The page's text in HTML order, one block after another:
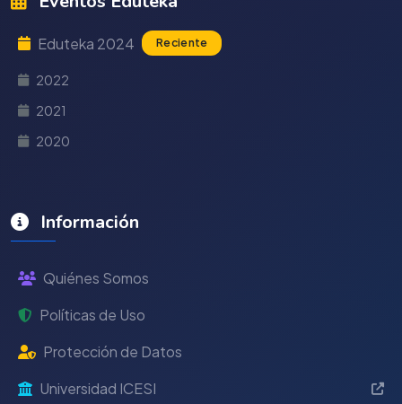
Eduteka 2024 Reciente
2022
2021
2020
Información
Quiénes Somos
Políticas de Uso
Protección de Datos
Universidad ICESI